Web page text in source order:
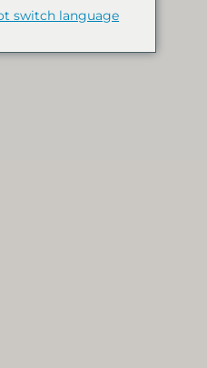
switch language